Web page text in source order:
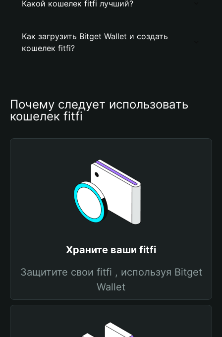
Какой кошелек fitfi лучший?
Как загрузить Bitget Wallet и создать
кошелек fitfi?
Почему следует использовать
кошелек fitfi
Храните ваши fitfi
Защитите свои fitfi , используя Bitget
Wallet